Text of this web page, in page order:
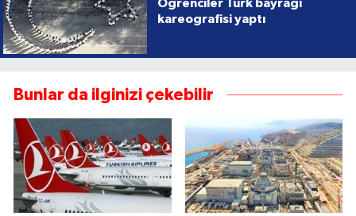
Öğrenciler Türk bayrağı
kareografisi yaptı
Bunlar da ilginizi çekebilir